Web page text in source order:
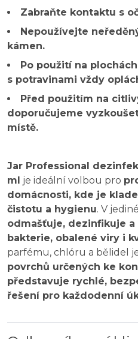
Zabraňte kontaktu s
Nepoužívejte
kámen.
Po použití na
s potravinami vždy
Před použitím na
doporučujeme
místě.
Jar Professional
ml je ideální volbou pro
domácnosti, kde je
čistotu a hygienu. V
odmašťuje, dezinfikuje
bakterie, obalené viry i
parfému, chlóru a bělidel
povrchů určených ke
představuje rychlé,
řešení pro každodenní